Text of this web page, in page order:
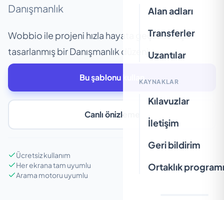
Alan adları
Transferler
Uzantılar
KAYNAKLAR
Kılavuzlar
İletişim
Geri bildirim
Ortaklık programı
Danışmanlık
Wobbio ile projeni hızla hayata geçirmen için
tasarlanmış bir Danışmanlık düzeni.
Bu şablonu kullan
Canlı önizleme
Ücretsiz kullanım
Her ekrana tam uyumlu
Arama motoru uyumlu